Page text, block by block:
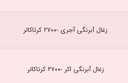
زغال آبرنگی آجری -۲۷۰۰ کرتاکالر
زغال آبرنگی اکر -۲۷۰۰ کرتاکالر